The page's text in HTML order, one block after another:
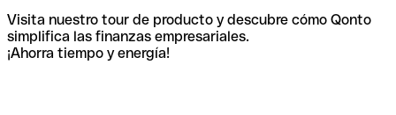
Visita nuestro tour de producto y descubre cómo Qonto
simplifica las finanzas empresariales.
¡Ahorra tiempo y energía!